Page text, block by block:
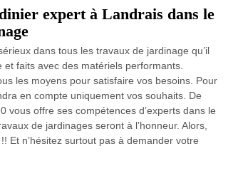
expert à Landrais dans le
dans tous les travaux de jardinage qu’il
faits avec des matériels performants.
les moyens pour satisfaire vos besoins. Pour
en compte uniquement vos souhaits. De
vous offre ses compétences d’experts dans le
de jardinages seront à l’honneur. Alors,
Et n’hésitez surtout pas à demander votre